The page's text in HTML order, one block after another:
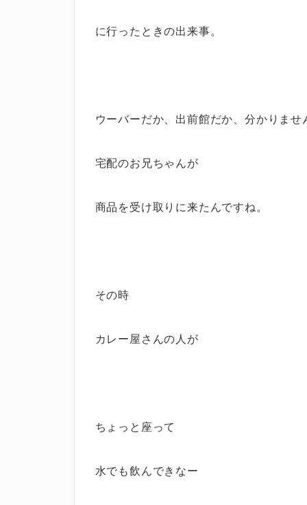
に行ったときの出来事。
ウーバーだか、出前館だか、分かりませ
宅配のお兄ちゃんが
商品を受け取りに来たんですね。
その時
カレー屋さんの人が
ちょっと座って
水でも飲んできなー